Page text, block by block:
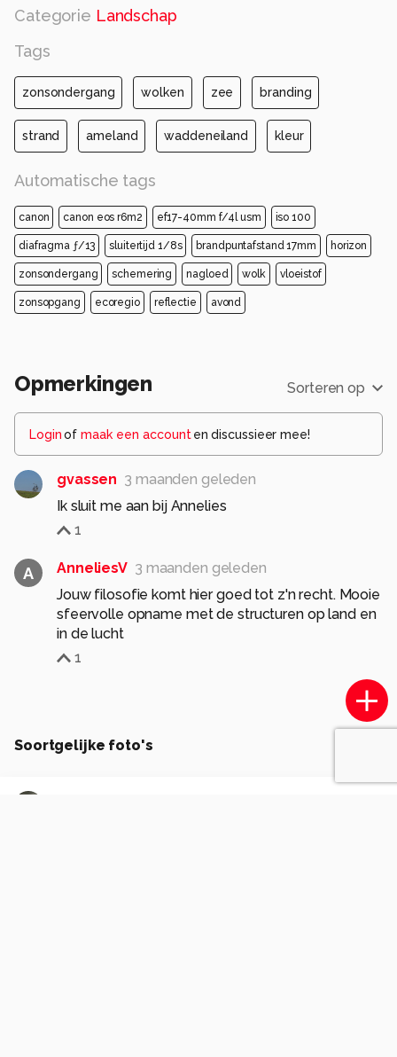
Categorie Landschap
Tags
zonsondergang wolken zee branding
strand ameland waddeneiland kleur
Automatische tags
canon canon eos r6m2 ef17-40mm f/4l usm iso 100
diafragma ƒ/13 sluitertijd 1/8s brandpuntafstand 17mm horizon
zonsondergang schemering nagloed wolk vloeistof
zonsopgang ecoregio reflectie avond
Opmerkingen Sorteren op
Loginof maak een account en discussieer mee!
gvassen 3 maanden geleden
Ik sluit me aan bij Annelies
1
A AnneliesV 3 maanden geleden
Jouw filosofie komt hier goed tot z'n recht. Mooie
sfeervolle opname met de structuren op land en
in de lucht
1
Soortgelijke foto's